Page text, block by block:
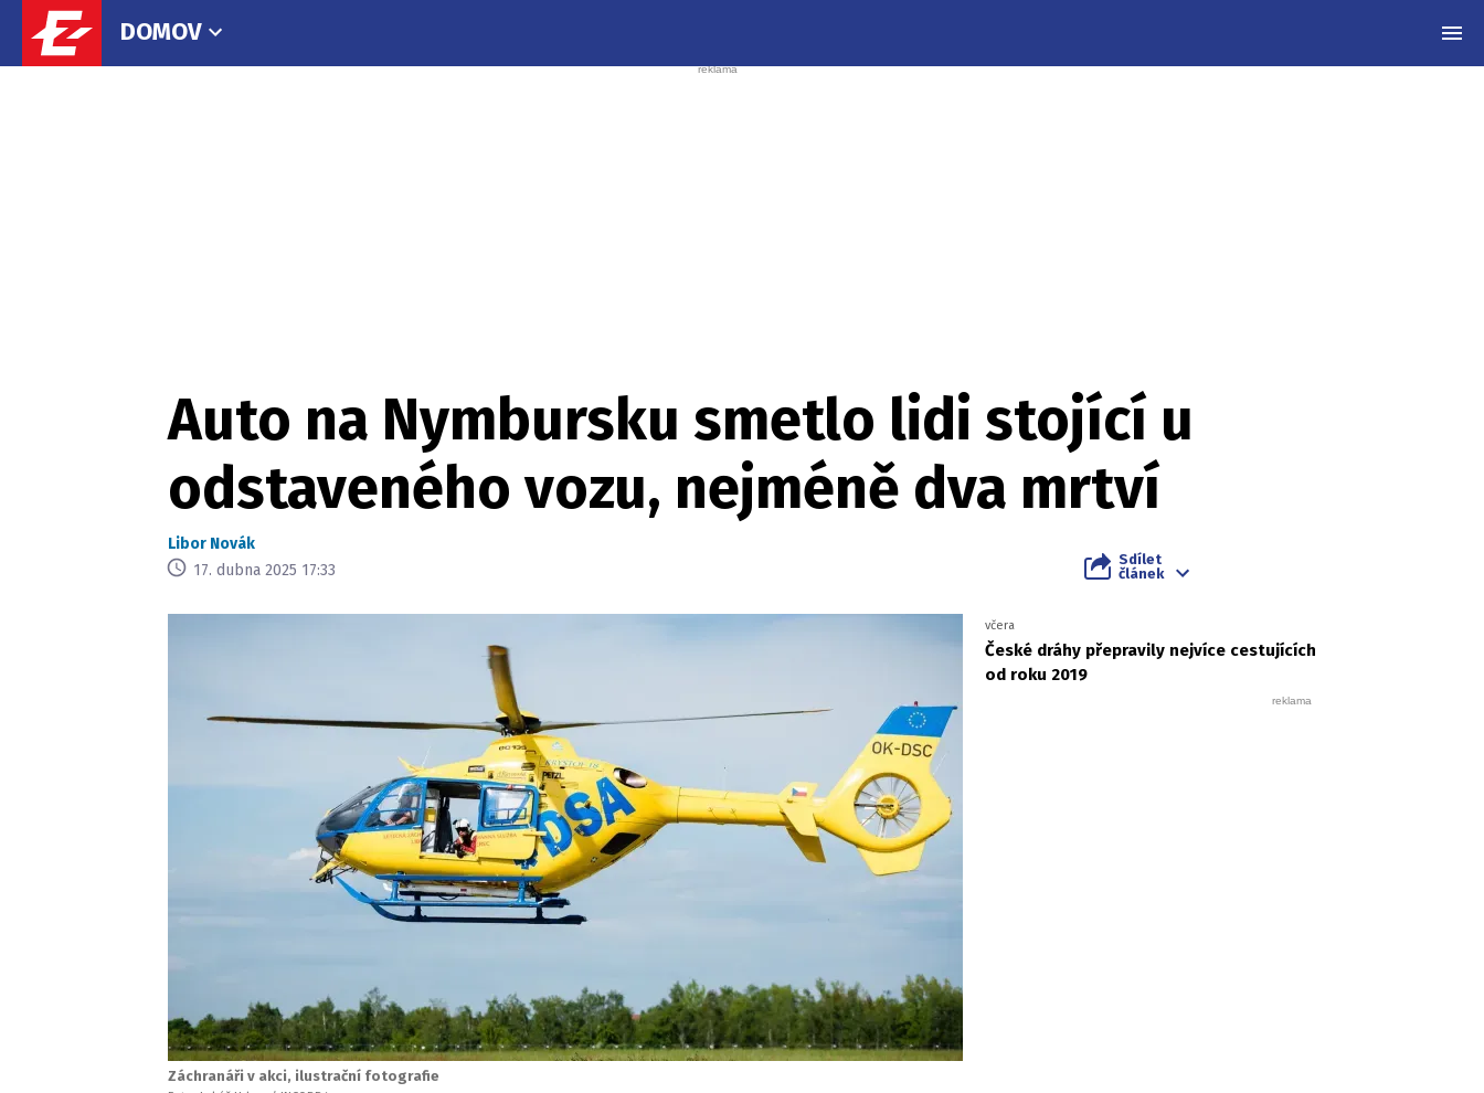
DOMOV
Auto na Nymbursku smetlo lidi stojící u
odstaveného vozu, nejméně dva mrtví
Libor Novák
17. dubna 2025 17:33
Sdílet
článek
Záchranáři v akci, ilustrační fotografie
včera
České dráhy přepravily nejvíce cestujících
od roku 2019